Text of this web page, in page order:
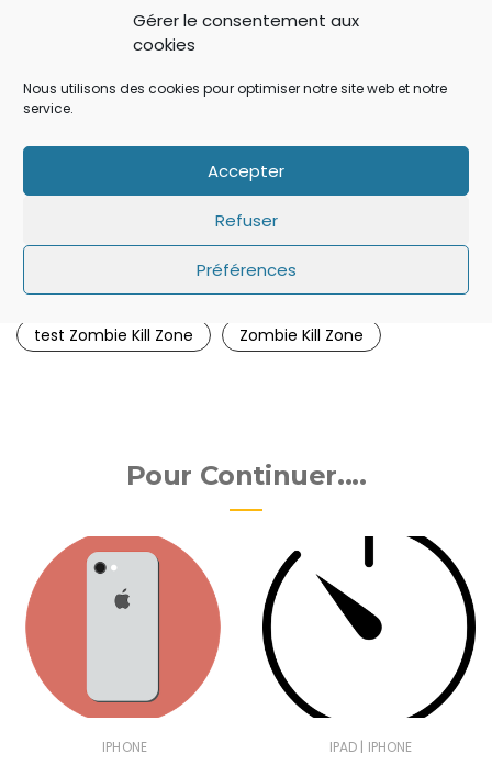
Gérer le consentement aux
cookies
Nous utilisons des cookies pour optimiser notre site web et notre
service.
Accepter
Refuser
Préférences
Partager:
jeu ipad
jeu iphone
jeu ipod touch
test
test jeu iPad
test jeu iPhone
test jeu iPod Touch
test jeu Zombie Kill Zone
test Zombie Kill Zone
Zombie Kill Zone
Pour Continuer....
IPHONE IPAD | IPHONE